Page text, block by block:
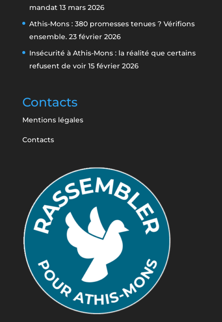
mandat 13 mars 2026
Athis-Mons : 380 promesses tenues ? Vérifions
ensemble. 23 février 2026
Insécurité à Athis-Mons : la réalité que certains
refusent de voir 15 février 2026
Contacts
Mentions légales
Contacts